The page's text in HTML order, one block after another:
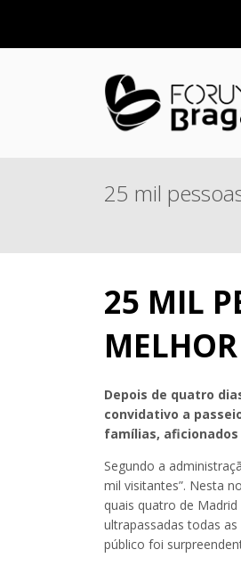
25 mil
25 MIL
Depois de quatro
convidativo a
famílias,
Segundo a
mil visitantes”. Nesta
quais quatro de
ultrapassadas todas
público foi